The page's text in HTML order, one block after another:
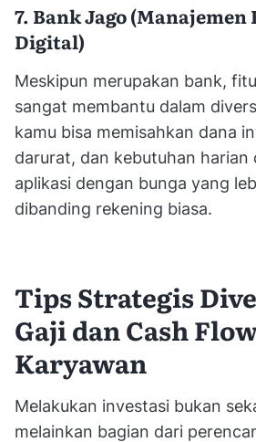
7. Bank Jago
Digital)
Meskipun merupakan bank,
sangat membantu dalam
kamu bisa memisahkan dana
darurat, dan kebutuhan harian
aplikasi dengan bunga yang
dibanding rekening biasa.
Tips Strategis
Gaji dan Cash
Karyawan
Melakukan investasi bukan
melainkan bagian dari